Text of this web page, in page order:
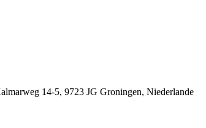
14-5, 9723 JG Groningen, Niederlande